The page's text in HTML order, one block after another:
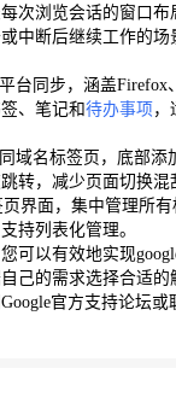
每次浏览会话的窗口
中断后继续工作的场
台同步，涵盖Firefox
、笔记和待办事项 ，
域名标签页，底部添
转，减少页面切换混
界面，集中管理所
持列表化管理。
可以有效地实现
己的需求选择合适的
官方支持论坛或